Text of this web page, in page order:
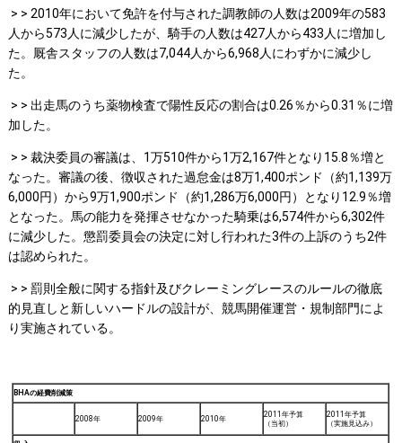
> > 2010年において免許を付与された調教師の人数は2009年の583
人から573人に減少したが、騎手の人数は427人から433人に増加し
た。厩舎スタッフの人数は7,044人から6,968人にわずかに減少し
た。
> > 出走馬のうち薬物検査で陽性反応の割合は0.26％から0.31％に増
加した。
> > 裁決委員の審議は、1万510件から1万2,167件となり15.8％増と
なった。審議の後、徴収された過怠金は8万1,400ポンド（約1,139万
6,000円）から9万1,900ポンド（約1,286万6,000円）となり12.9％増
となった。馬の能力を発揮させなかった騎乗は6,574件から6,302件
に減少した。懲罰委員会の決定に対し行われた3件の上訴のうち2件
は認められた。
> > 罰則全般に関する指針及びクレーミングレースのルールの徹底
的見直しと新しいハードルの設計が、競馬開催運営・規制部門によ
り実施されている。
BHAの経費削減策
2008年 2009年 2010年
2011年予算
（当初）
2011年予算
（実施見込み）